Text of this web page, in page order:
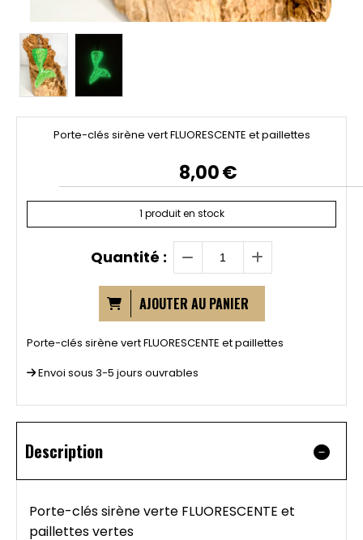
Porte-clés sirène vert FLUORESCENTE et paillettes
8,00€
1 produit en stock
Quantité :
AJOUTER AU PANIER
Porte-clés sirène vert FLUORESCENTE et paillettes
Envoi sous 3-5 jours ouvrables
Description
Porte-clés sirène verte FLUORESCENTE et
paillettes vertes